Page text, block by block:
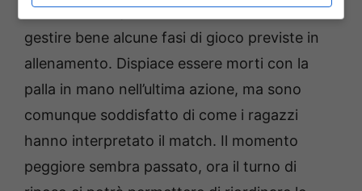
dell’avversario, e siamo riusciti anche a
gestire bene alcune fasi di gioco previste in
allenamento. Dispiace essere morti con la
palla in mano nell’ultima azione, ma sono
comunque soddisfatto di come i ragazzi
hanno interpretato il match. Il momento
peggiore sembra passato, ora il turno di